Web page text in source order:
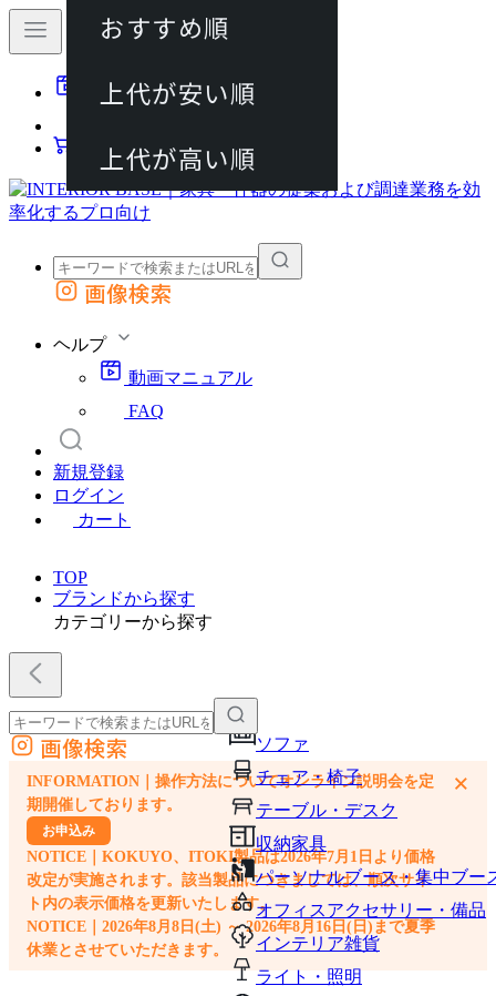
動画マニュアル
カート
外部サイトの商品をカートに追加
画像検索
ヘルプ
動画マニュアル
FAQ
新規登録
ログイン
カート
TOP
ブランドから探す
カテゴリーから探す
ソファ
チェア・椅子
テーブル・デスク
収納家具
パーソナルブース・集中ブー
オフィスアクセサリー・備品
インテリア雑貨
ライト・照明
外部サイトの商品をカートに追加
他のサイトで見つけた商品ページのURLを貼り付けて、カートに追加できます
画像検索
INFORMATION｜操作方法についてオンライン説明会を定
期開催しております。
お申込み
NOTICE｜KOKUYO、ITOKI製品は2026年7月1日より価格
改定が実施されます。該当製品につきましては、順次サイ
ト内の表示価格を更新いたします。
NOTICE｜2026年8月8日(土) ～ 2026年8月16日(日)まで夏季
休業とさせていただきます。
×
おすすめ順
上代が安い順
上代が高い順